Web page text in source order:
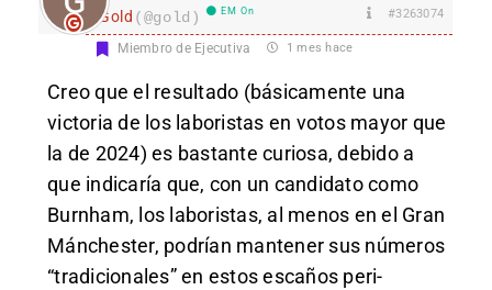
Gold (@gold) EM On #3263074
Miembro de Ejecutiva 1 mes hace
Creo que el resultado (básicamente una
victoria de los laboristas en votos mayor que
la de 2024) es bastante curiosa, debido a
que indicaría que, con un candidato como
Burnham, los laboristas, al menos en el Gran
Mánchester, podrían mantener sus números
“tradicionales” en estos escaños peri-